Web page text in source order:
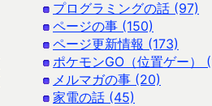
プログラミングの話 (97)
ページの事 (150)
ページ更新情報 (173)
ポケモンGO（位置ゲー）
メルマガの事 (20)
家電の話 (45)